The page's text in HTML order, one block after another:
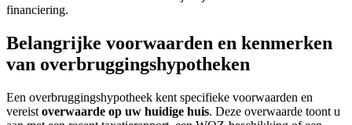
financiering.
Belangrijke voorwaarden en kenmerken
van overbruggingshypotheken
Een overbruggingshypotheek kent specifieke voorwaarden en
vereist overwaarde op uw huidige huis. Deze overwaarde toont u